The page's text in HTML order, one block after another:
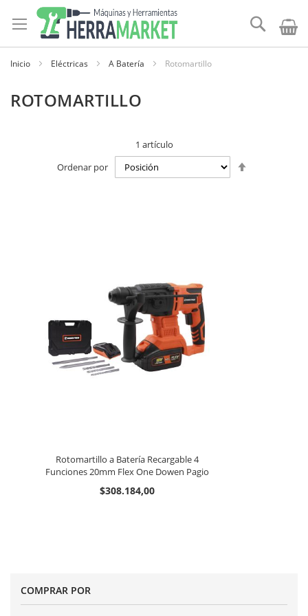
al
contenido
Buscar
Inicio Eléctricas A Batería Rotomartillo
ROTOMARTILLO
1 artículo
Ordenar por
Rotomartillo a Batería Recargable 4
Funciones 20mm Flex One Dowen Pagio
$308.184,00
COMPRAR POR